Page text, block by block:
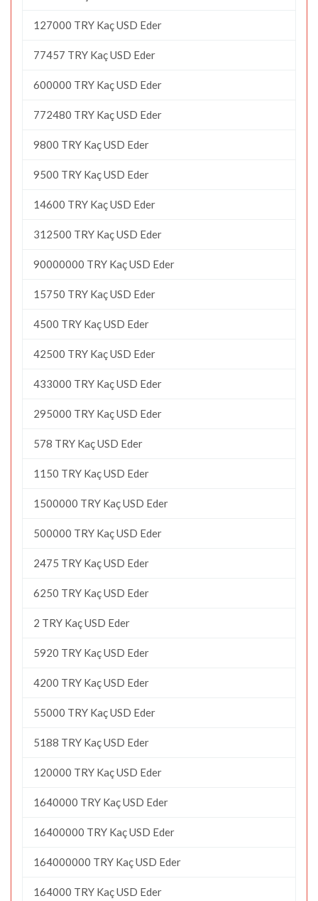
127000 TRY Kaç USD Eder
77457 TRY Kaç USD Eder
600000 TRY Kaç USD Eder
772480 TRY Kaç USD Eder
9800 TRY Kaç USD Eder
9500 TRY Kaç USD Eder
14600 TRY Kaç USD Eder
312500 TRY Kaç USD Eder
90000000 TRY Kaç USD Eder
15750 TRY Kaç USD Eder
4500 TRY Kaç USD Eder
42500 TRY Kaç USD Eder
433000 TRY Kaç USD Eder
295000 TRY Kaç USD Eder
578 TRY Kaç USD Eder
1150 TRY Kaç USD Eder
1500000 TRY Kaç USD Eder
500000 TRY Kaç USD Eder
2475 TRY Kaç USD Eder
6250 TRY Kaç USD Eder
2 TRY Kaç USD Eder
5920 TRY Kaç USD Eder
4200 TRY Kaç USD Eder
55000 TRY Kaç USD Eder
5188 TRY Kaç USD Eder
120000 TRY Kaç USD Eder
1640000 TRY Kaç USD Eder
16400000 TRY Kaç USD Eder
164000000 TRY Kaç USD Eder
164000 TRY Kaç USD Eder